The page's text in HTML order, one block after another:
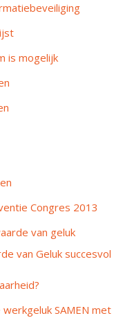
is mogelijk
Congres 2013
van geluk
van Geluk
SAMEN